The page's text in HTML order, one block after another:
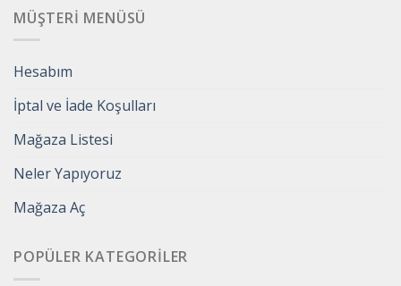
MÜŞTERI MENÜSÜ
Hesabım
İptal ve İade Koşulları
Mağaza Listesi
Neler Yapıyoruz
Mağaza Aç
POPÜLER KATEGORILER